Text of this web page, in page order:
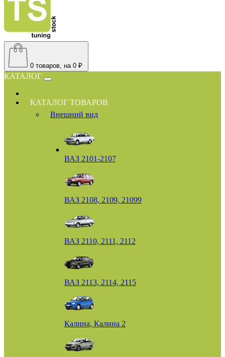
0 товаров, на 0 ₽
КАТАЛОГ
КАТАЛОГ ТОВАРОВ
Внешний вид
ВАЗ 2101-2107
ВАЗ 2108, 2109, 21099
ВАЗ 2110, 2111, 2112
ВАЗ 2113, 2114, 2115
Калина, Калина 2